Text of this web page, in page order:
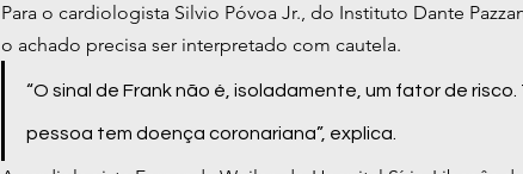
Para o cardiologista Silvio Póvoa Jr., do Instituto Dante
o achado precisa ser interpretado com cautela.
“O sinal de Frank não é, isoladamente, um fator de
pessoa tem doença coronariana”, explica.